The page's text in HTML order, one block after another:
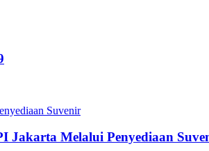
Jakarta Melalui Penyediaan